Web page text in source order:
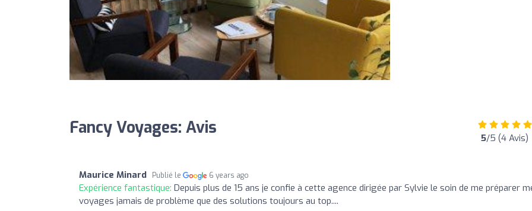
Fancy Voyages: Avis 5/5 (4 Avis)
Maurice Minard Publié le 6 years ago
Expérience fantastique: Depuis plus de 15 ans je confie à cette agence dirigée par Sylvie le soin de me préparer
voyages jamais de problème que des solutions toujours au top....